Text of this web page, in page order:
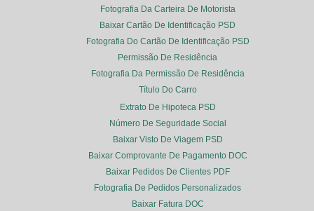
Fotografia Da Carteira De Motorista
Baixar Cartão De Identificação PSD
Fotografia Do Cartão De Identificação PSD
Permissão De Residência
Fotografia Da Permissão De Residência
Título Do Carro
Extrato De Hipoteca PSD
Número De Seguridade Social
Baixar Visto De Viagem PSD
Baixar Comprovante De Pagamento DOC
Baixar Pedidos De Clientes PDF
Fotografia De Pedidos Personalizados
Baixar Fatura DOC